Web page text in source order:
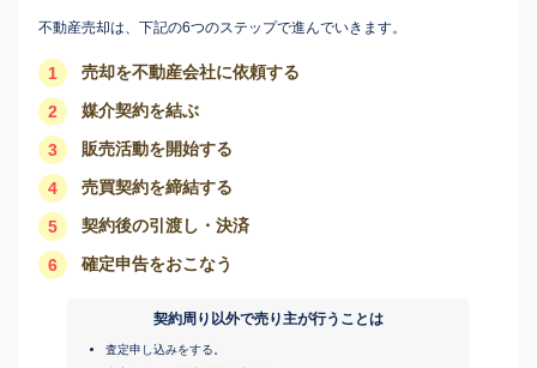
不動産売却は、下記の6つのステップで進んでいきます。
1 売却を不動産会社に依頼する
2 媒介契約を結ぶ
3 販売活動を開始する
4 売買契約を締結する
5 契約後の引渡し・決済
6 確定申告をおこなう
契約周り以外で売り主が行うことは
査定申し込みをする。